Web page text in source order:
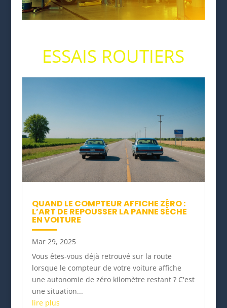
ESSAIS ROUTIERS
QUAND LE COMPTEUR AFFICHE ZÉRO :
L’ART DE REPOUSSER LA PANNE SÈCHE
EN VOITURE
Mar 29, 2025
Vous êtes-vous déjà retrouvé sur la route
lorsque le compteur de votre voiture affiche
une autonomie de zéro kilomètre restant ? C'est
une situation...
lire plus